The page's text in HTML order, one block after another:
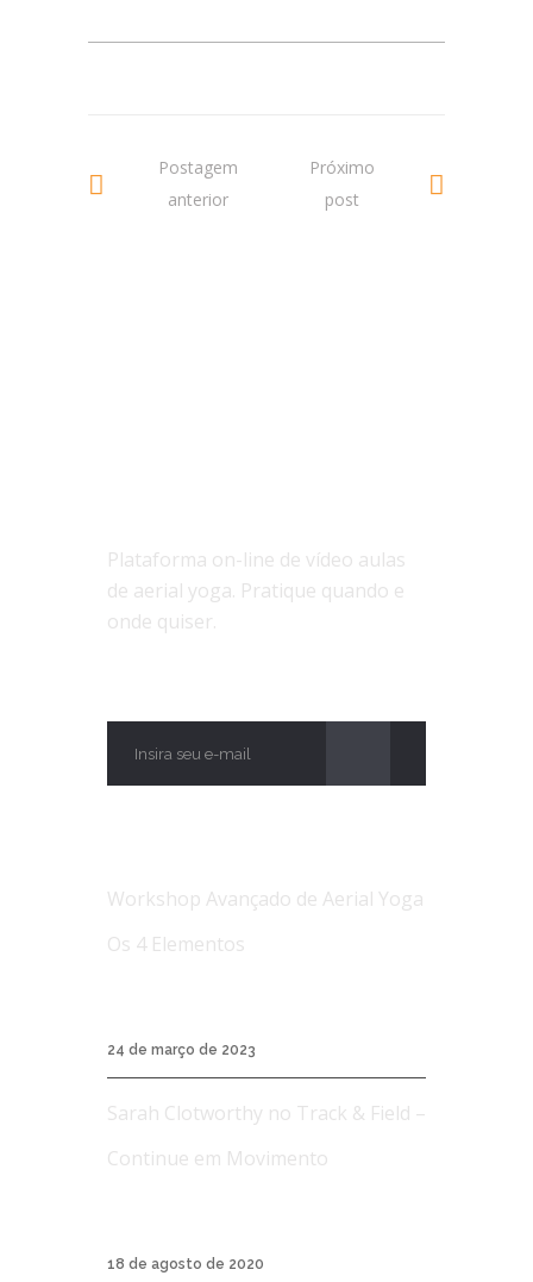
Postagem
anterior
Próximo
post
Plataforma on-line de vídeo aulas
de aerial yoga. Pratique quando e
onde quiser.
Workshop Avançado de Aerial Yoga
Os 4 Elementos
24 de março de 2023
Sarah Clotworthy no Track & Field –
Continue em Movimento
18 de agosto de 2020